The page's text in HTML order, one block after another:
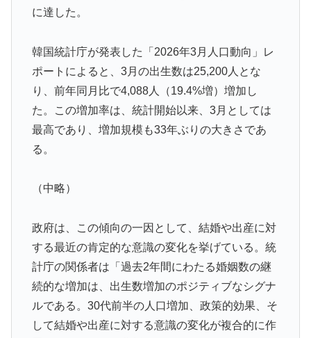
クサーマイク・タイソンにパンチを食らうｗｗ
ト1入りに現実味!?2030大会で出場枠「64」なら追い風
に！アメリカ人もポット1争いに熱視線！【海外の反
▶
【MLB】ドジャースファン「7連敗はしんどいわ……」
→ 「まだまだ7.5ゲーム差もあるんだぞ」「毎年暑い季
節に負けることが増えるけど結局10月には勝って終わる
んだよ」
トルコ人「日本人まで獲るのか」上田綺世、トルコ名門
が巨額の正式オファー！現地サポが騒然！【海外の反
海外「日本が正しい！」優しい日本人に甘える外国人に
海外が大騒ぎ
▶
【海外の反応】52歳イチロー、マ軍主催のホームラン競
争で柵越えを連発「現役時代の噂は本当だったんだ
な…」
に達した。
韓国統計庁が発表した「2026年3月人口動向」レ
ポートによると、3月の出生数は25,200人とな
り、前年同月比で4,088人（19.4%増）増加し
た。この増加率は、統計開始以来、3月としては
最高であり、増加規模も33年ぶりの大きさであ
る。
（中略）
政府は、この傾向の一因として、結婚や出産に対
する最近の肯定的な意識の変化を挙げている。統
計庁の関係者は「過去2年間にわたる婚姻数の継
続的な増加は、出生数増加のポジティブなシグナ
ルである。30代前半の人口増加、政策的効果、そ
して結婚や出産に対する意識の変化が複合的に作